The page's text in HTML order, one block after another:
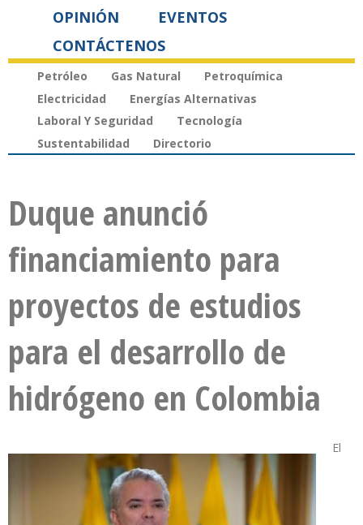
OPINIÓN
EVENTOS
CONTÁCTENOS
Petróleo Gas Natural
Petroquímica
Electricidad
Energías Alternativas
Laboral Y Seguridad
Tecnología
Sustentabilidad
Directorio
Duque anunció
financiamiento para
proyectos de estudios
para el desarrollo de
hidrógeno en Colombia
El